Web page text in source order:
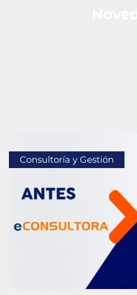
Consultoría y Gestión